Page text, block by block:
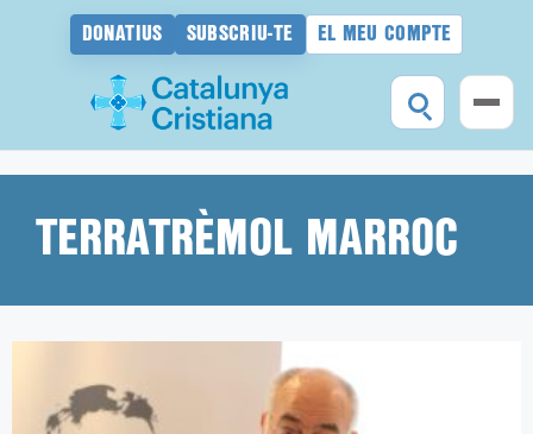
DONATIUS SUBSCRIU-TE EL MEU COMPTE
contingutTERRATRÈMOL MARROC